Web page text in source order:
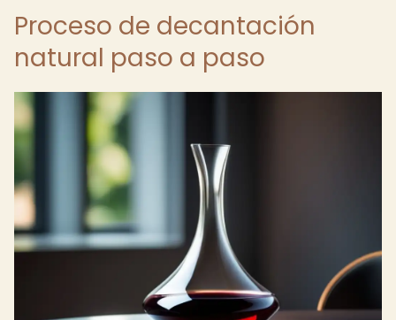
Proceso de decantación
natural paso a paso